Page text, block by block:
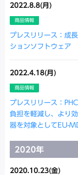
2022.8.8(月)
商品情報
プレスリリース：成
ションソフトウェア
2022.4.18(月)
商品情報
プレスリリース：
負担を軽減し、より
器を対象としてEU-
2020年
2020.10.23(金)